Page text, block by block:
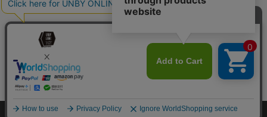
バッグ・アウトドア・キャンプ用品の通販
UNBY GENERAL GOODS STORE
©UNBY ONLINE STORE All Rights reserved.